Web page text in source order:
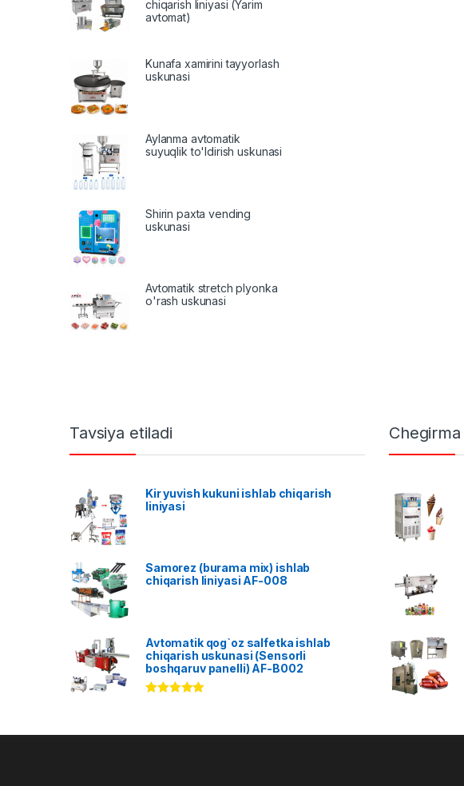
chiqarish liniyasi (Yarim
avtomat)
Kunafa xamirini tayyorlash
uskunasi
Aylanma avtomatik
suyuqlik to'ldirish uskunasi
Shirin paxta vending
uskunasi
Avtomatik stretch plyonka
o'rash uskunasi
Tavsiya etiladi
Kir yuvish kukuni ishlab chiqarish
liniyasi
Samorez (burama mix) ishlab
chiqarish liniyasi AF-008
Avtomatik qog`oz salfetka ishlab
chiqarish uskunasi (Sensorli
boshqaruv panelli) AF-B002
Chegirma